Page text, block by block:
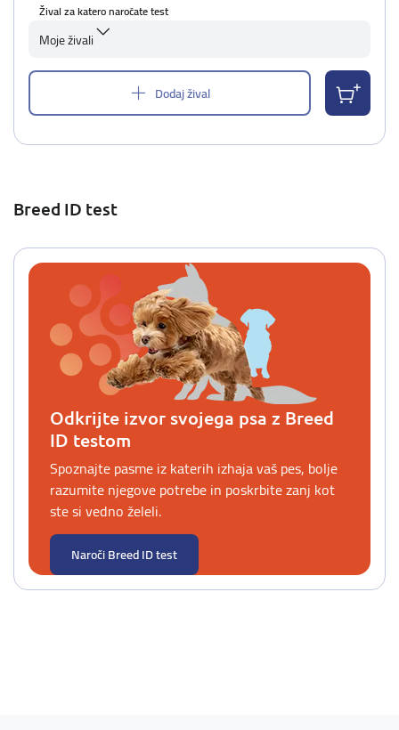
Žival za katero naročate test
Moje živali
Dodaj žival
Breed ID test
Odkrijte izvor svojega psa z Breed
ID testom
Spoznajte pasme iz katerih izhaja vaš pes, bolje
razumite njegove potrebe in poskrbite zanj kot
ste si vedno želeli.
Naroči Breed ID test